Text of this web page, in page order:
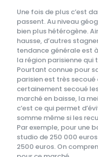
Une fois de plus c’est
passent. Au niveau
bien plus hétérogène.
hausse, d’autres
tendance générale est
la région parisienne qui
Pourtant connue pour
parisien est très
certainement secoué
marché en baisse, la
c’est ce qui permet
somme même si les
Par exemple, pour une
studio de 250 000
2500 euros. On